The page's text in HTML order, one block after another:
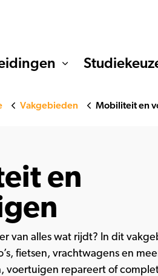
Vakgebieden Mobiliteit en
en
van alles wat rijdt? In dit
fietsen, vrachtwagens en
voertuigen repareert of